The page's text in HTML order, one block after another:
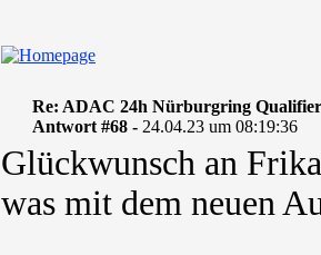
Re: ADAC 24h Nürburgring
Antwort #68 - 24.04.23 um 08:19:36
Glückwunsch an
was mit dem neuen